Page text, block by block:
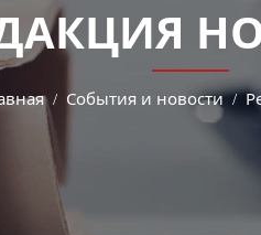
События и новости